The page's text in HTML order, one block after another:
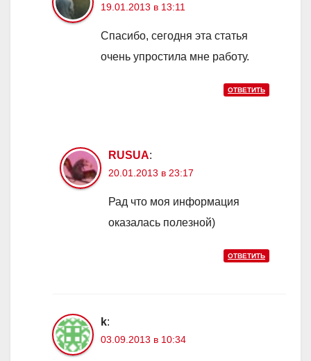
19.01.2013 в 13:11
Спасибо, сегодня эта статья
очень упростила мне работу.
ОТВЕТИТЬ
RUSUA:
20.01.2013 в 23:17
Рад что моя информация
оказалась полезной)
ОТВЕТИТЬ
k:
03.09.2013 в 10:34